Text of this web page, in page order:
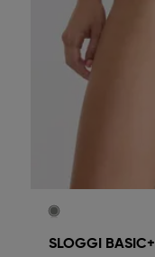
SLOGGI BASIC+